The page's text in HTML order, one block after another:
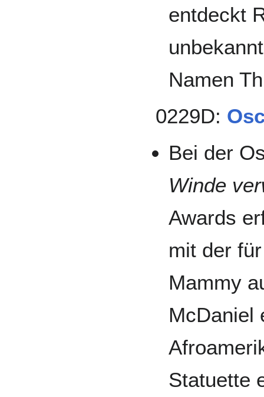
entdeckt
Namen
0229D:
Bei der
Winde
Awards
mit der
Mammy
McDaniel
Statuette